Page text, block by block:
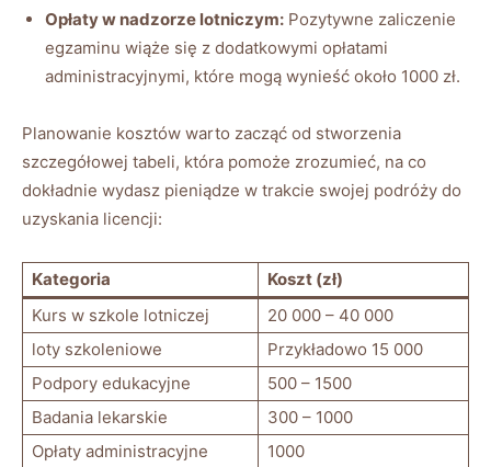
Opłaty w nadzorze lotniczym: Pozytywne zaliczenie
⁣egzaminu wiąże się⁣ z dodatkowymi‌ opłatami‌
administracyjnymi, które​ mogą wynieść⁤ około ​1000 zł.
Planowanie kosztów ‌warto zacząć od stworzenia
szczegółowej tabeli, która pomoże zrozumieć, na co
dokładnie wydasz pieniądze w ⁣trakcie swojej podróży ‌do
uzyskania licencji:
Kategoria
Koszt (zł)
Kurs⁣ w szkole lotniczej
20 000 ‌– 40⁤ 000
loty ⁣szkoleniowe
Przykładowo 15 000
Podpory edukacyjne
500 – ⁤1500
Badania lekarskie
300 – 1000
Opłaty⁤ administracyjne
1000